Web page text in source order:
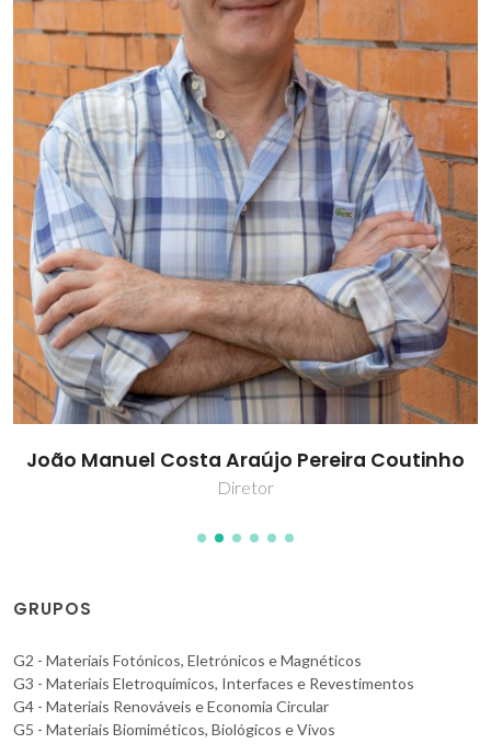
João Manuel Costa Araújo Pereira Coutinho
Diretor
GRUPOS
G2 - Materiais Fotónicos, Eletrónicos e Magnéticos
G3 - Materiais Eletroquímicos, Interfaces e Revestimentos
G4 - Materiais Renováveis e Economia Circular
G5 - Materiais Biomiméticos, Biológicos e Vivos